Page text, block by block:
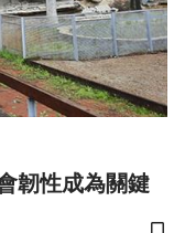
韌性成為關鍵